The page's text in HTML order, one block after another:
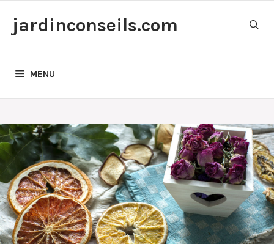
jardinconseils.com
MENU